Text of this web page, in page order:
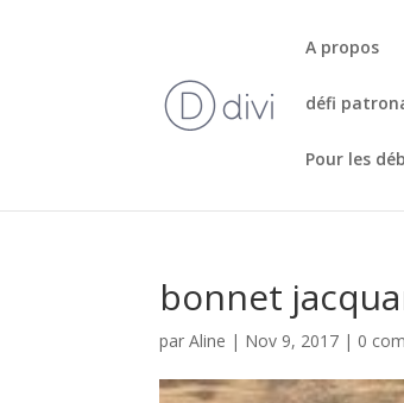
A propos
défi
Pour les
bonnet
parAline | Nov 9, 2017 | 0